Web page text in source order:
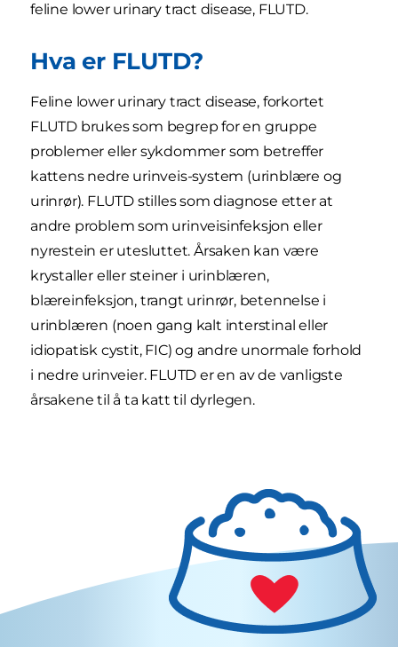
feline lower urinary tract disease, FLUTD.
Hva er FLUTD?
Feline lower urinary tract disease, forkortet
FLUTD brukes som begrep for en gruppe
problemer eller sykdommer som betreffer
kattens nedre urinveis-system (urinblære og
urinrør). FLUTD stilles som diagnose etter at
andre problem som urinveisinfeksjon eller
nyrestein er utesluttet. Årsaken kan være
krystaller eller steiner i urinblæren,
blæreinfeksjon, trangt urinrør, betennelse i
urinblæren (noen gang kalt interstinal eller
idiopatisk cystit, FIC) og andre unormale forhold
i nedre urinveier. FLUTD er en av de vanligste
årsakene til å ta katt til dyrlegen.